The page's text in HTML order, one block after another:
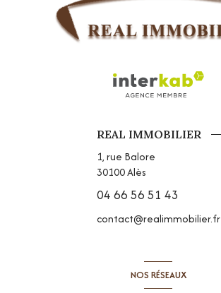
REAL IMMOBILIER
1, rue Balore
30100Alès
04 66 56 51 43
contact@realimmobilier.fr
NOS RÉSEAUX